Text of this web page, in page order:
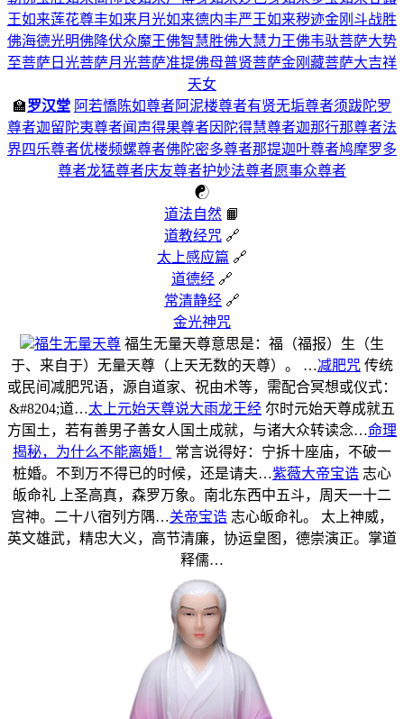
王如来莲花尊丰如来月光如来德内丰严王如来秽迹金刚 斗战胜
佛海德光明佛降伏众魔王佛智慧胜佛大慧力王佛韦驮菩萨大势
至菩萨 日光菩萨月光菩萨准提佛母普贤菩萨金刚藏菩萨大吉祥
天女
🏫罗汉堂 阿若憍陈如尊者阿泥楼尊者有贤无垢尊者须跋陀罗
尊者迦留陀夷尊者闻声得果尊者因陀得慧尊者迦那行那尊者法
界四乐尊者优楼频螺尊者佛陀密多尊者那提迦叶尊者鸠摩罗多
尊者龙猛尊者庆友尊者护妙法尊者愿事众尊者
☯
道法自然 📙
道教经咒 🔗
太上感应篇 🔗
道德经 🔗
常清静经 🔗
金光神咒
福生无量天尊 福生无量天尊意思是：福（福报）生（生
于、来自于）无量天尊（上天无数的天尊）。 …减肥咒 传统
或民间减肥咒语，源自道家、祝由术等，需配合冥想或仪式：
&#8204;道…太上元始天尊说大雨龙王经 尔时元始天尊成就五
方国土，若有善男子善女人国土成就，与诸大众转读念…命理
揭秘，为什么不能离婚！
常言说得好：宁拆十座庙，不破一
桩婚。不到万不得已的时候，还是请夫…紫薇大帝宝诰 志心
皈命礼 上圣高真，森罗万象。南北东西中五斗，周天一十二
宫神。二十八宿列方隅…关帝宝诰 志心皈命礼。 太上神威，
英文雄武，精忠大义，高节清廉，协运皇图，德崇演正。掌道
释儒…